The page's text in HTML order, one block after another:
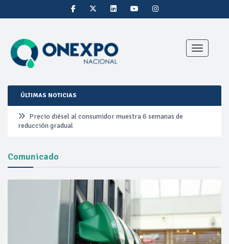
Toggle
ÚLTIMAS NOTICIAS
Precio diésel al consumidor muestra 6 semanas de
reducción gradual
Pemex ante la refinación clandestina
Petrobras duplica ganancias en segundo trimestre por
precios del petróleo y producción récord
Cautela en el mercado por conversaciones Irán-Omán
mantienen precios al alza
Pierde Pemex 71 millones de pesos al día por
Comunicado